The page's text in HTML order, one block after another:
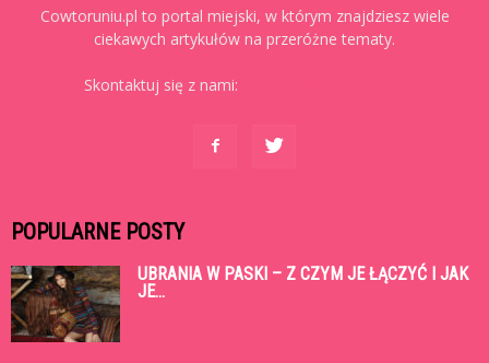
Cowtoruniu.pl to portal miejski, w którym znajdziesz wiele
ciekawych artykułów na przeróżne tematy.
Skontaktuj się z nami:
POPULARNE POSTY
UBRANIA W PASKI – Z CZYM JE ŁĄCZYĆ I JAK
JE...